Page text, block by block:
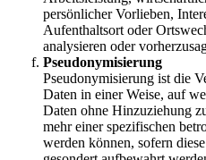
persönlicher Vorlieben,
Aufenthaltsort oder
analysieren oder
Pseudonymisierung
Pseudonymisierung ist die
Daten in einer Weise, auf
Daten ohne Hinzuziehung
mehr einer spezifischen
werden können, sofern